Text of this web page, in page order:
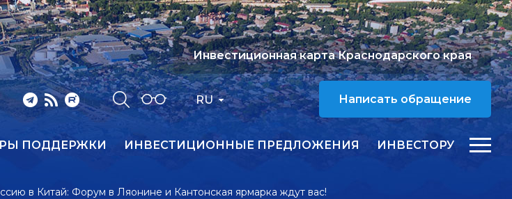
RU
Инвестиционная карта Краснодарского края
Написать обращение
ПОДДЕРЖКИ ИНВЕСТИЦИОННЫЕ ПРЕДЛОЖЕНИЯ ИНВЕСТОРУ
в Китай: Форум в Ляонине и Кантонская ярмарка ждут вас!